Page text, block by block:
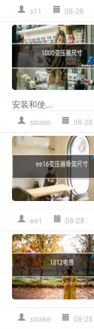
s11 08-28
安装和使...
sslake 08-28
ee1 08-28
sslake 08-28